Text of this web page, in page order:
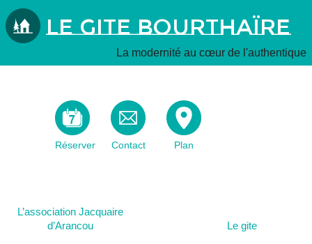
Le Gite Bourthaïre
La modernité au cœur de l'authentique
Réserver Contact Plan
L’association Jacquaire
d’Arancou
Le gite